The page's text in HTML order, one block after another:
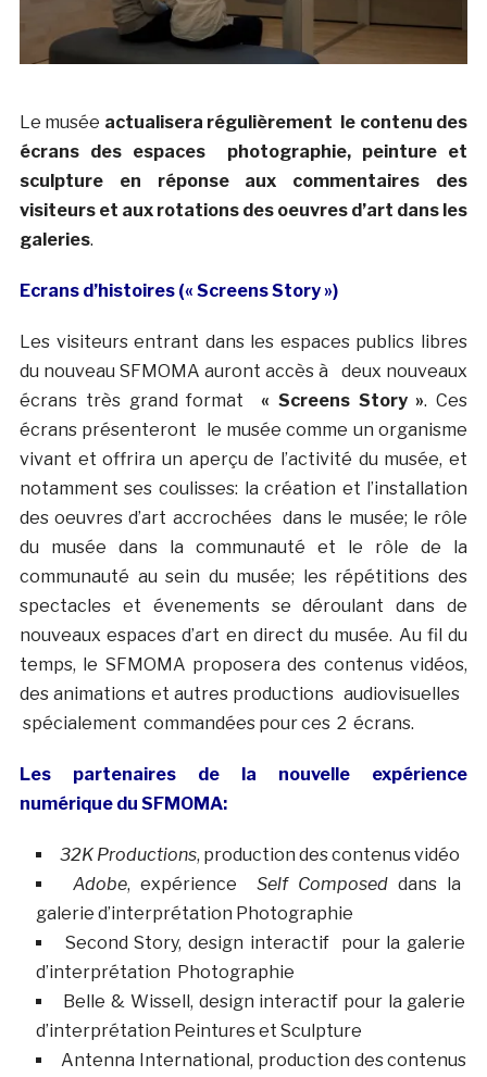
Le musée actualisera régulièrement le contenu des
écrans des espaces photographie, peinture et
sculpture en réponse aux commentaires des
visiteurs et aux rotations des oeuvres d’art dans les
galeries.
Ecrans d’histoires (« Screens Story »)
Les visiteurs entrant dans les espaces publics libres
du nouveau SFMOMA auront accès à deux nouveaux
écrans très grand format « Screens Story ». Ces
écrans présenteront le musée comme un organisme
vivant et offrira un aperçu de l’activité du musée, et
notamment ses coulisses: la création et l’installation
des oeuvres d’art accrochées dans le musée; le rôle
du musée dans la communauté et le rôle de la
communauté au sein du musée; les répétitions des
spectacles et évenements se déroulant dans de
nouveaux espaces d’art en direct du musée. Au fil du
temps, le SFMOMA proposera des contenus vidéos,
des animations et autres productions audiovisuelles
spécialement commandées pour ces 2 écrans.
Les partenaires de la nouvelle expérience
numérique du SFMOMA:
32K Productions, production des contenus vidéo
Adobe, expérienceSelf Composeddans la
galerie d’interprétation Photographie
Second Story, design interactif pour la galerie
d’interprétation Photographie
Belle & Wissell, design interactif pour la galerie
d’interprétation Peintures et Sculpture
Antenna International, production des contenus